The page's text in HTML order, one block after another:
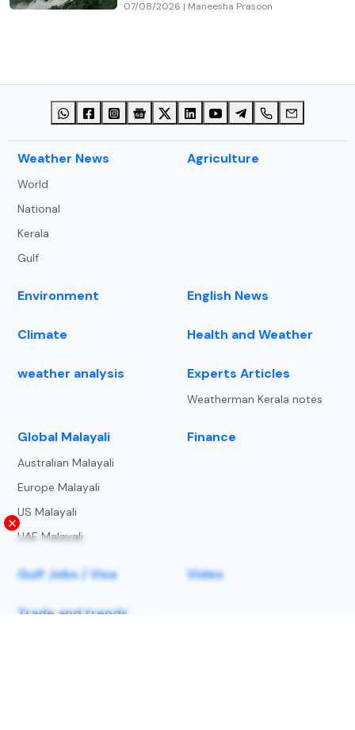
07/08/2026 | Maneesha Prasoon
⁠Weather News
World
National
Kerala
Gulf
Agriculture
Environment English News
Climate Health and Weather
weather analysis Experts Articles
Weatherman Kerala notes
⁠Global Malayali
Australian Malayali
Europe Malayali
US Malayali
UAE Malayali
Finance
Gulf Jobs / Visa Video
Trade and trends